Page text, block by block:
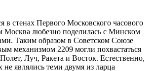
в стенах Первого Московского часового
Москва любезно поделилась с Минском
Таким образом в Советском Союзе
механизмом 2209 могли похвастаться
Луч, Ракета и Восток. Естественно,
не являлись теми двумя из ларца